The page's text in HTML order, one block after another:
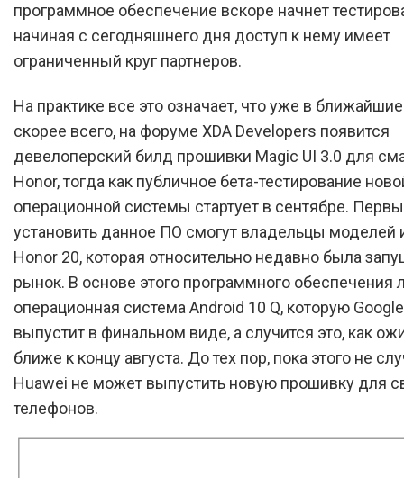
программное обеспечение вскоре начнет
начиная с сегодняшнего дня доступ к нему имеет
ограниченный круг партнеров.
На практике все это означает, что уже в
скорее всего, на форуме XDA Developers появится
девелоперский билд прошивки Magic UI 3.0 для
Honor, тогда как публичное бета-тестирование
операционной системы стартует в сентябре.
установить данное ПО смогут владельцы моделей
Honor 20, которая относительно недавно была
рынок. В основе этого программного обеспечения
операционная система Android 10 Q, которую
выпустит в финальном виде, а случится это, как
ближе к концу августа. До тех пор, пока этого не
Huawei не может выпустить новую прошивку для
телефонов.